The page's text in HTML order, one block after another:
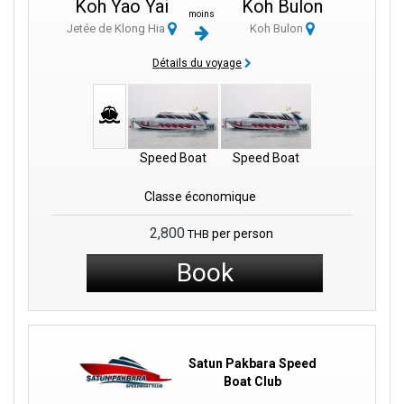
Partez pour une merveilleuse aventure d'île en île, où chaque
destination a son charme unique. Imaginez ceci : nous sommes
sérénité de Koh Kradan ou le charme vibrant de Koh Phi Phi, nos
services vous relient à ces destinations incroyables.
Découvrez l'atmosphère paisible de Koh Kradan ou l'attrait animé
endroits fantastiques. Au Satun Pakbara Speed Boat Club, nous
allons au-delà du simple transport ; nous sommes là pour créer
des souvenirs inoubliables avec vous. Comptez sur nous comme
vos partenaires maritimes, vous guidant dans un monde
Satun Pakbara Speed Boat Club souhaite aider les
Koh Yao Yai
Jetée de Klong Hia
moins
Koh Bulon
Koh Bulon
Détails du voyage
Speed Boat Speed Boat
Classe économique
2,800 THB per person
Book
Satun Pakbara Speed
Boat Club